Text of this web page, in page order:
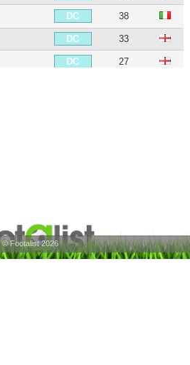
DC 38
DC 33
DC 27
MDC 31
© Footalist 2026